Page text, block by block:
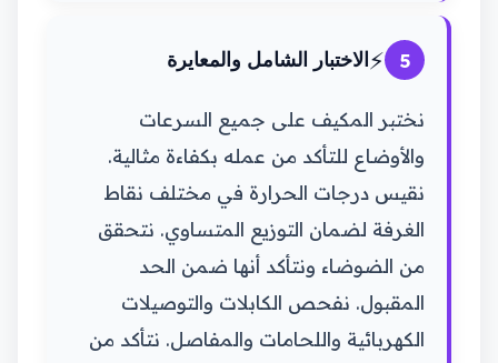
5
⚡ الاختبار الشامل والمعايرة
نختبر المكيف على جميع السرعات
والأوضاع للتأكد من عمله بكفاءة مثالية.
نقيس درجات الحرارة في مختلف نقاط
الغرفة لضمان التوزيع المتساوي. نتحقق
من الضوضاء ونتأكد أنها ضمن الحد
المقبول. نفحص الكابلات والتوصيلات
الكهربائية واللحامات والمفاصل. نتأكد من